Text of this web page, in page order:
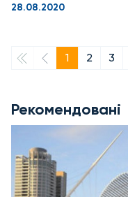
28.08.2020
1 2 3
Рекомендовані